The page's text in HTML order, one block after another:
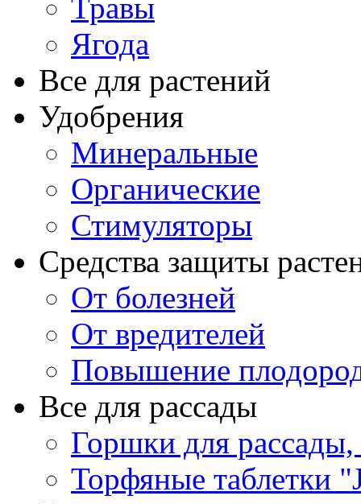
Травы
Ягода
Все для растений
Удобрения
Минеральные
Органические
Стимуляторы
Средства защиты
От болезней
От вредителей
Повышение
Все для рассады
Горшки для рассады,
Торфяные таблетки